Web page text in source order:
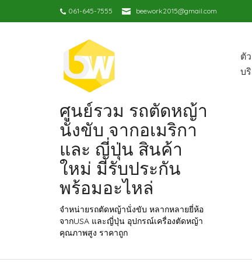
061-645-7555 beework2015@gmail.com
ศูนย์รวม รถตัดหญ้า
นั่งขับ จากอเมริกา
และ ญี่ปุ่น สินค้า
ใหม่ มีรับประกัน
พร้อมอะไหล่
จำหน่ายรถตัดหญ้านั่งขับ หลากหลายยี่ห้อ
จากUSA และญี่ปุ่น อุปกรณ์เครื่องตัดหญ้า
คุณภาพสูง ราคาถูก
ตั
บ